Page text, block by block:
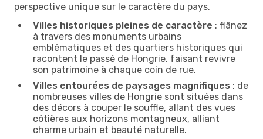
perspective unique sur le caractère du pays.
Villes historiques pleines de caractère : flânez
à travers des monuments urbains
emblématiques et des quartiers historiques qui
racontent le passé de Hongrie, faisant revivre
son patrimoine à chaque coin de rue.
Villes entourées de paysages magnifiques : de
nombreuses villes de Hongrie sont situées dans
des décors à couper le souffle, allant des vues
côtières aux horizons montagneux, alliant
charme urbain et beauté naturelle.